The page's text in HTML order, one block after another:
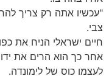
"עכשיו אתה רק צריך
צבי.
חיים ישראלי הניח את
אחר כך הוא הרים את ידו
לעצמו כוס של לימונדה.